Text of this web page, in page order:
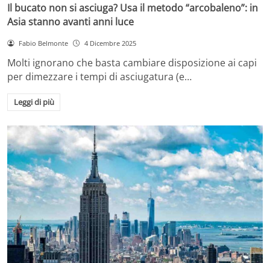
Il bucato non si asciuga? Usa il metodo “arcobaleno”: in
Asia stanno avanti anni luce
Fabio Belmonte 4 Dicembre 2025
Molti ignorano che basta cambiare disposizione ai capi
per dimezzare i tempi di asciugatura (e…
Leggi di più